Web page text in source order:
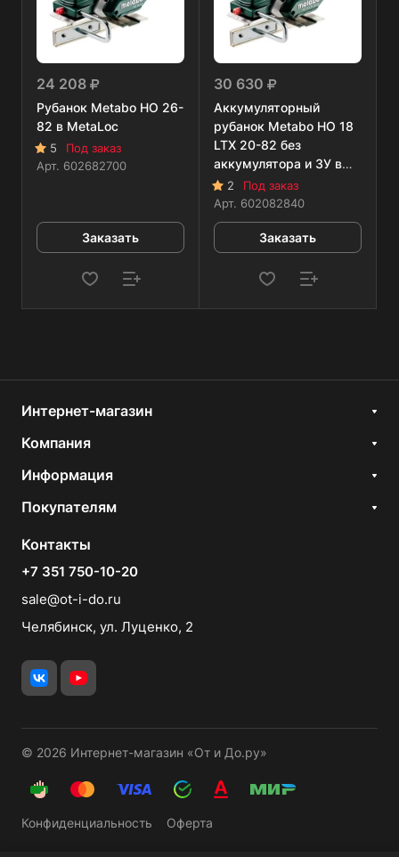
24 208
Рубанок Metabo HO 26-
82 в MetaLoc
5
Под заказ
Арт. 602682700
Заказать
30 630
Аккумуляторный
рубанок Metabo HO 18
LTX 20-82 без
аккумулятора и ЗУ в
MetaLoc
2
Под заказ
Арт. 602082840
Заказать
Интернет-магазин
Компания
Информация
Покупателям
Контакты
+7 351 750-10-20
sale@ot-i-do.ru
Челябинск, ул. Луценко, 2
© 2026 Интернет-магазин «От и До.ру»
Конфиденциальность Оферта